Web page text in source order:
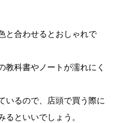
と合わせるとおしゃれで
教科書やノートが濡れにく
いるので、店頭で買う際に
といいでしょう。